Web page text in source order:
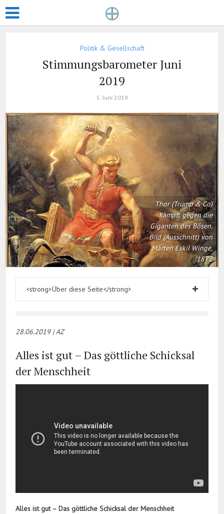
Politik & Gesellschaft
Stimmungsbarometer Juni
2019
5. Juni 2019
Thor (Trump & Co)
kämpft gegen die
Giganten des Bösen.
Bild (Ausschnitt) von
Mårten Eskil Winge,
1872
<strong>Über diese Seite</strong>
28.06.2019 | AZ
Alles ist gut – Das göttliche Schicksal
der Menschheit
Alles ist gut – Das göttliche Schicksal der Menschheit